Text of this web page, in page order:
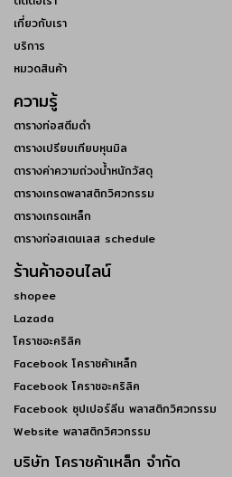
เกี่ยวกับเรา
บริการ
หมวดสินค้า
ความรู้
ตารางท่อสตีมดำ
ตารางเปรียบเทียบหุนมิล
ตารางค่าความถ่วงน้ำหนักวัสดุ
ตารางเกรดพลาสติกวิศวกรรม
ตารางเกรดเหล็ก
ตารางท่อสเตนเลส schedule
ร้านค้าออนไลน์
shopee
Lazada
โคราชอะคริลิค
Facebook โคราชค้าเหล็ก
Facebook โคราชอะคริลิค
Facebook ซุปเปอร์ลีน พลาสติกวิศวกรรม
Website พลาสติกวิศวกรรม
บริษัท โคราชค้าเหล็ก จำกัด